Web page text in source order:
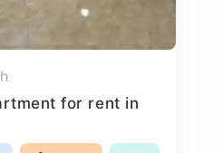
for rent in